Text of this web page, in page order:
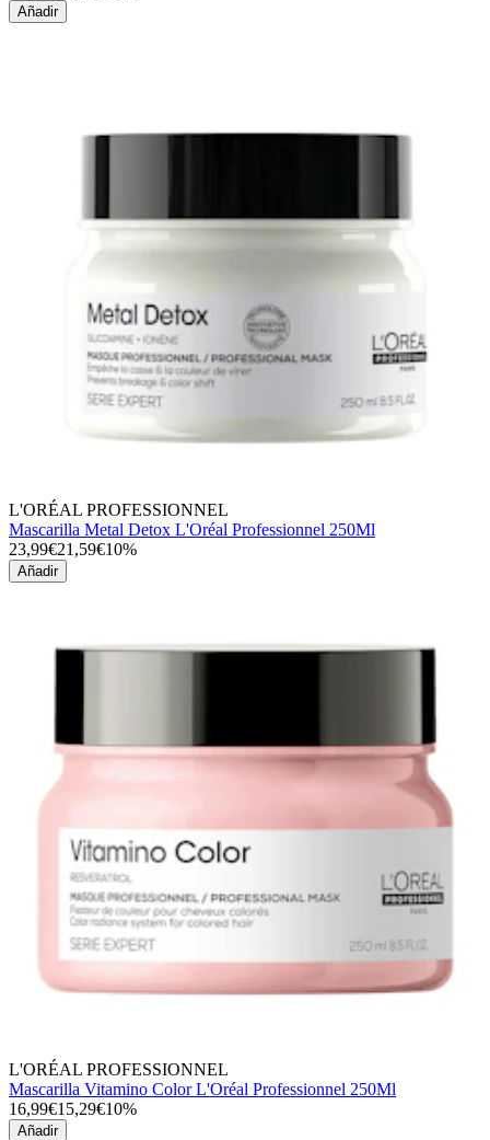
Añadir
L'ORÉAL PROFESSIONNEL
Mascarilla Metal Detox L'Oréal Professionnel 250Ml
23,99€21,59€10%
Añadir
L'ORÉAL PROFESSIONNEL
Mascarilla Vitamino Color L'Oréal Professionnel 250Ml
16,99€15,29€10%
Añadir